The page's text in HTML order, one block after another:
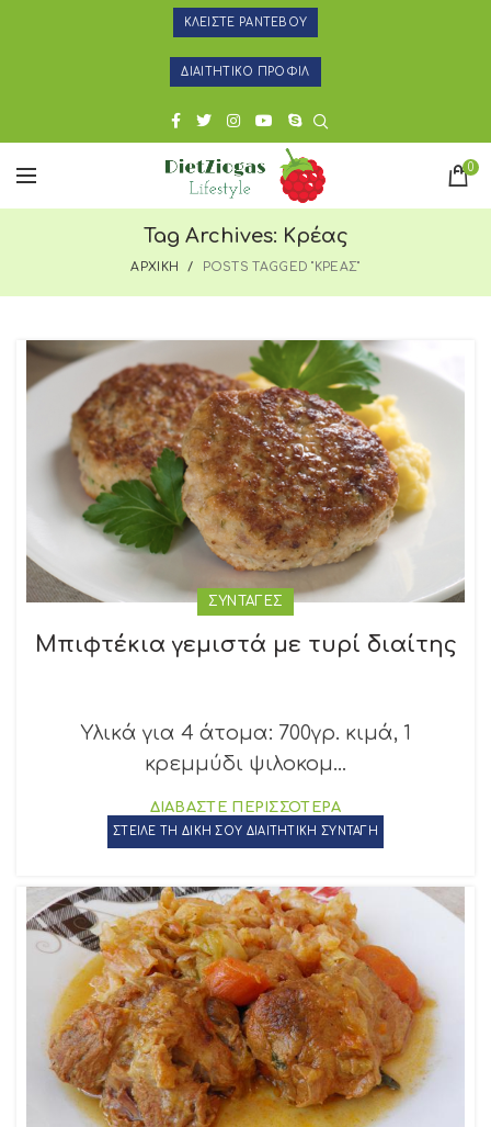
ΚΛΕΙΣΤΕ ΡΑΝΤΕΒΟΥ
ΔΙΑΙΤΗΤΙΚΟ ΠΡΟΦΙΛ
0
Tag Archives: Κρέας
ΑΡΧΙΚΗ POSTS TAGGED "ΚΡΕΑΣ"
ΣΥΝΤΑΓΕΣ
Μπιφτέκια γεμιστά με τυρί διαίτης
Υλικά για 4 άτομα: 700γρ. κιμά, 1
κρεμμύδι ψιλοκομ...
ΔΙΑΒΑΣΤΕ ΠΕΡΙΣΣΟΤΕΡΑ
ΣΤΕΙΛΕ ΤΗ ΔΙΚΗ ΣΟΥ ΔΙΑΙΤΗΤΙΚΗ ΣΥΝΤΑΓΗ